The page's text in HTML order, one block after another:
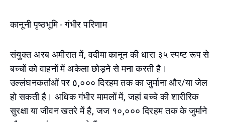
कानूनी पृष्ठभूमि - गंभीर परिणाम
संयुक्त अरब अमीरात में, वदीमा कानून की धारा ३५ स्पष्ट रूप से
बच्चों को वाहनों में अकेला छोड़ने से मना करती है।
उल्लंघनकर्ताओं पर ٥,००० दिरहम तक का जुर्माना और/या जेल
हो सकती है। अधिक गंभीर मामलों में, जहां बच्चे की शारीरिक
सुरक्षा या जीवन खतरे में है, जज १०,००० दिरहम तक के जुर्माने